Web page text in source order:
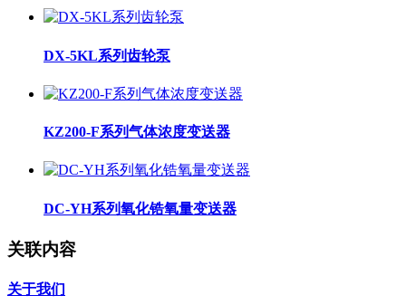
DX-5KL系列齿轮泵
KZ200-F系列气体浓度变送器
DC-YH系列氧化锆氧量变送器
关联内容
关于我们